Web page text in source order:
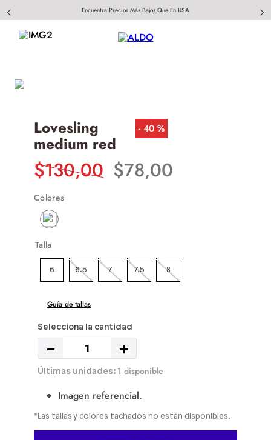
Encuentra Precios Más Bajos Que En USA
Lovesling
medium red
40 %
$130,00 $78,00
Colores
Talla
6 6.5 7 7.5 8
Guía de tallas
＋
－
1 disponible
Imagen referencial.
*Las tallas y colores tachados no están disponibles.